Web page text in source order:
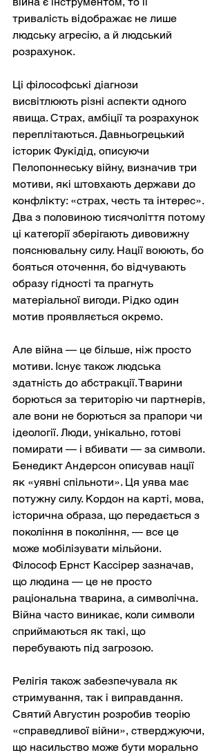
тривалість відображає не лише
людську агресію, а й людський
розрахунок.
Ці філософські діагнози
висвітлюють різні аспекти одного
явища. Страх, амбіції та розрахунок
переплітаються. Давньогрецький
історик Фукідід, описуючи
Пелопоннеську війну, визначив три
мотиви, які штовхають держави до
конфлікту: «страх, честь та інтерес».
Два з половиною тисячоліття потому
ці категорії зберігають дивовижну
пояснювальну силу. Нації воюють, бо
бояться оточення, бо відчувають
образу гідності та прагнуть
матеріальної вигоди. Рідко один
мотив проявляється окремо.
Але війна — це більше, ніж просто
мотиви. Існує також людська
здатність до абстракції. Тварини
борються за територію чи партнерів,
але вони не борються за прапори чи
ідеології. Люди, унікально, готові
помирати — і вбивати — за символи.
Бенедикт Андерсон описував нації
як «уявні спільноти». Ця уява має
потужну силу. Кордон на карті, мова,
історична образа, що передається з
покоління в покоління, — все це
може мобілізувати мільйони.
Філософ Ернст Кассірер зазначав,
що людина — це не просто
раціональна тварина, а символічна.
Війна часто виникає, коли символи
сприймаються як такі, що
перебувають під загрозою.
Релігія також забезпечувала як
стримування, так і виправдання.
Святий Августин розробив теорію
«справедливої війни», стверджуючи,
що насильство може бути морально